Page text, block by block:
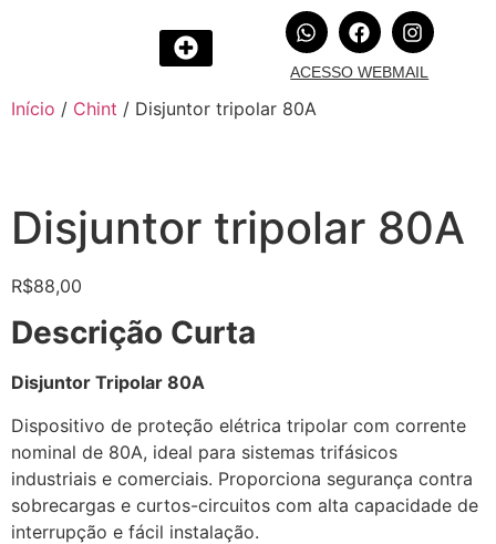
ACESSO WEBMAIL
Início / Chint / Disjuntor tripolar 80A
Disjuntor tripolar 80A
R$88,00
Descrição Curta
Disjuntor Tripolar 80A
Dispositivo de proteção elétrica tripolar com corrente
nominal de 80A, ideal para sistemas trifásicos
industriais e comerciais. Proporciona segurança contra
sobrecargas e curtos-circuitos com alta capacidade de
interrupção e fácil instalação.